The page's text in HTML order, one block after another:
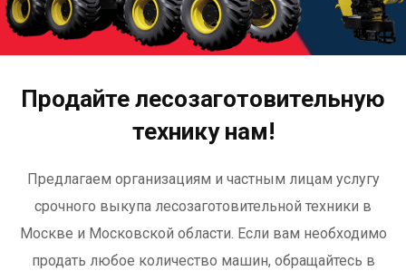
Продайте лесозаготовительную
технику нам!
Предлагаем организациям и частным лицам услугу
срочного выкупа лесозаготовительной техники в
Москве и Московской области. Если вам необходимо
продать любое количество машин, обращайтесь в